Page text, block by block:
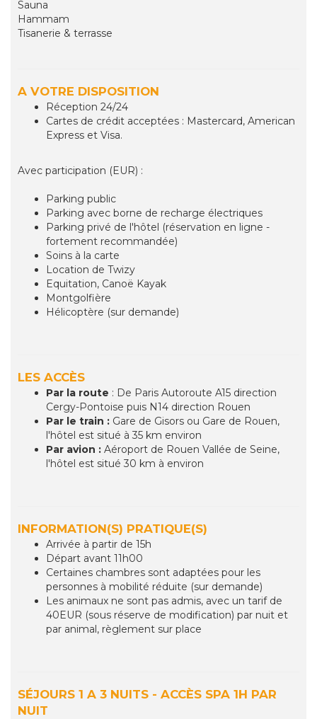
Sauna
Hammam
Tisanerie & terrasse
A VOTRE DISPOSITION
Réception 24/24
Cartes de crédit acceptées : Mastercard, American
Express et Visa.
Avec participation (EUR) :
Parking public
Parking avec borne de recharge électriques
Parking privé de l'hôtel (réservation en ligne -
fortement recommandée)
Soins à la carte
Location de Twizy
Equitation, Canoë Kayak
Montgolfière
Hélicoptère (sur demande)
LES ACCÈS
Par la route : De Paris Autoroute A15 direction
Cergy-Pontoise puis N14 direction Rouen
Par le train : Gare de Gisors ou Gare de Rouen,
l'hôtel est situé à 35 km environ
Par avion : Aéroport de Rouen Vallée de Seine,
l'hôtel est situé 30 km à environ
INFORMATION(S) PRATIQUE(S)
Arrivée à partir de 15h
Départ avant 11h00
Certaines chambres sont adaptées pour les
personnes à mobilité réduite (sur demande)
Les animaux ne sont pas admis, avec un tarif de
40EUR (sous réserve de modification) par nuit et
par animal, règlement sur place
SÉJOURS 1 A 3 NUITS - ACCÈS SPA 1H PAR
NUIT